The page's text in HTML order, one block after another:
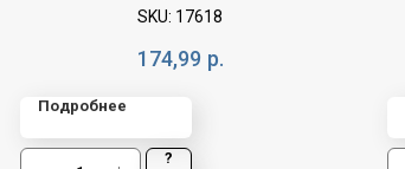
SKU: 17618
174,99 р.
Подробнее
?